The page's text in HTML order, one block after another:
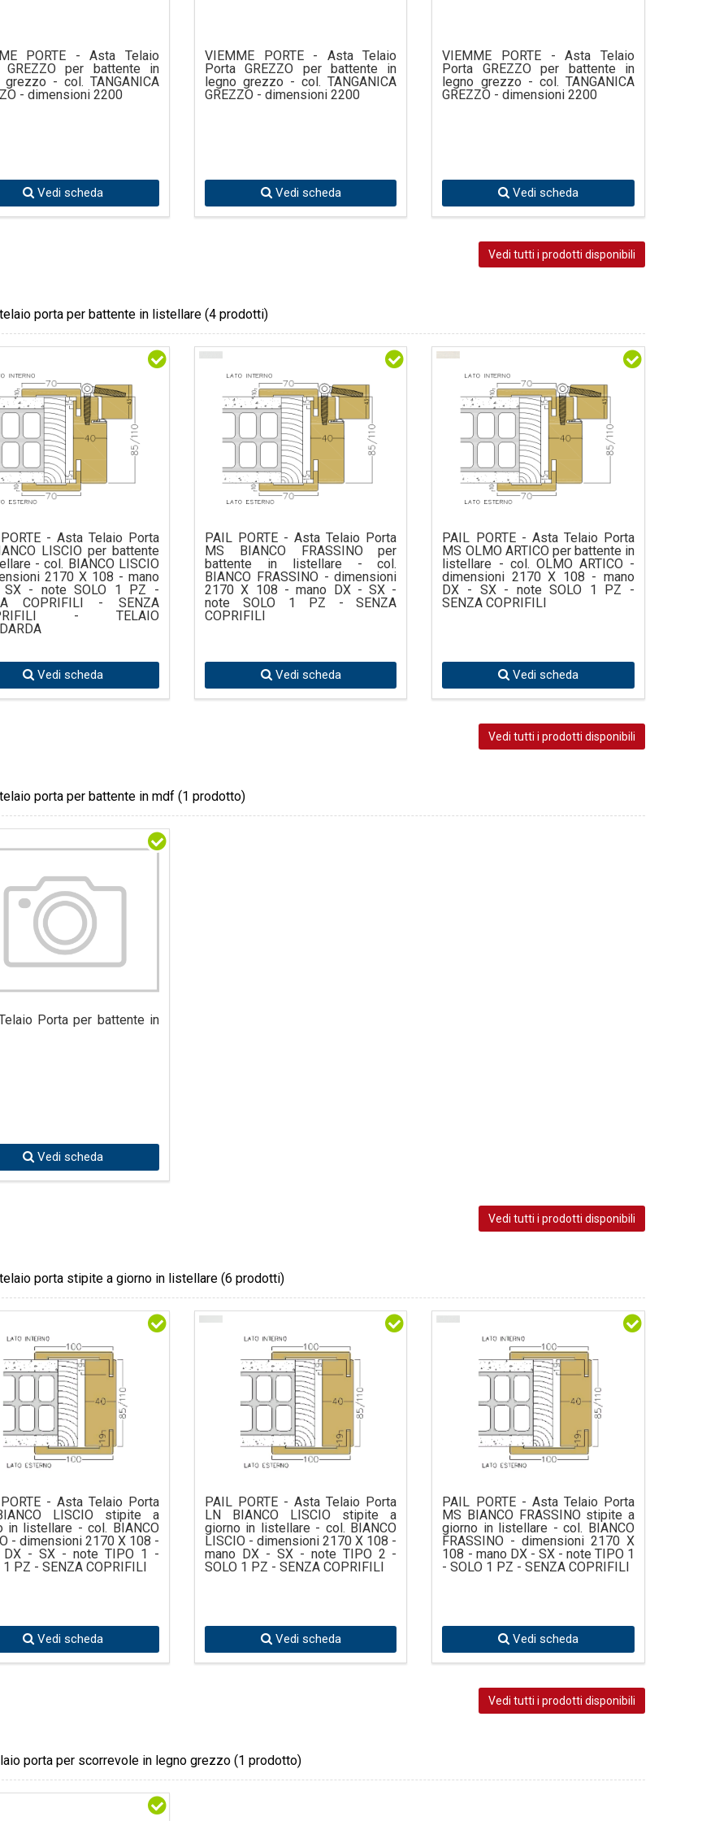
PORTE - Asta Telaio
GREZZO per battente in
grezzo - col. TANGANICA
- dimensioni 2200
Vedi scheda
VIEMME PORTE - Asta Telaio
Porta GREZZO per battente in
legno grezzo - col. TANGANICA
GREZZO - dimensioni 2200
Vedi scheda
VIEMME PORTE - Asta Telaio
Porta GREZZO per battente in
legno grezzo - col. TANGANICA
GREZZO - dimensioni 2200
Vedi scheda
Vedi tutti i prodotti disponibili
porta per battente in listellare(4 prodotti)
- Asta Telaio Porta
LISCIO per battente
- col. BIANCO LISCIO
2170 X 108 - mano
- note SOLO 1 PZ -
COPRIFILI - SENZA
- TELAIO
Vedi scheda
PAIL PORTE - Asta Telaio Porta
MS BIANCO FRASSINO per
battente in listellare - col.
BIANCO FRASSINO - dimensioni
2170 X 108 - mano DX - SX -
note SOLO 1 PZ - SENZA
COPRIFILI
Vedi scheda
PAIL PORTE - Asta Telaio Porta
MS OLMO ARTICO per battente in
listellare - col. OLMO ARTICO -
dimensioni 2170 X 108 - mano
DX - SX - note SOLO 1 PZ -
SENZA COPRIFILI
Vedi scheda
Vedi tutti i prodotti disponibili
porta per battente in mdf(1 prodotto)
Porta per battente in
Vedi scheda
Vedi tutti i prodotti disponibili
porta stipite a giorno in listellare(6 prodotti)
- Asta Telaio Porta
LISCIO stipite a
in listellare - col. BIANCO
- dimensioni 2170 X 108 -
DX - SX - note TIPO 1 -
1 PZ - SENZA COPRIFILI
Vedi scheda
PAIL PORTE - Asta Telaio Porta
LN BIANCO LISCIO stipite a
giorno in listellare - col. BIANCO
LISCIO - dimensioni 2170 X 108 -
mano DX - SX - note TIPO 2 -
SOLO 1 PZ - SENZA COPRIFILI
Vedi scheda
PAIL PORTE - Asta Telaio Porta
MS BIANCO FRASSINO stipite a
giorno in listellare - col. BIANCO
FRASSINO - dimensioni 2170 X
108 - mano DX - SX - note TIPO 1
- SOLO 1 PZ - SENZA COPRIFILI
Vedi scheda
Vedi tutti i prodotti disponibili
porta per scorrevole in legno grezzo(1 prodotto)